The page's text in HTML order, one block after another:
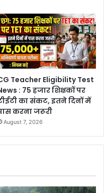
Teacher Eligibility Test
: 75 हजार शिक्षकों पर
का संकट, इतने दिनों में
करना जरूरी
August 7, 2026